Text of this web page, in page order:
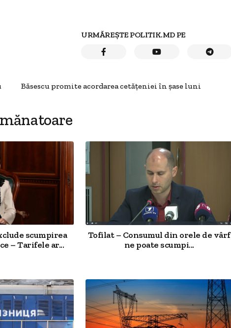
URMĂREȘTE POLITIK.MD PE
Băsescu promite acordarea cetăţeniei în şase luni
scumpirea
– Tarifele ar...
Tofilat – Consumul din orele de vârf
ne poate scumpi...